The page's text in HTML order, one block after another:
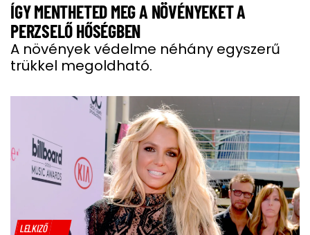
ÍGY MENTHETED MEG A NÖVÉNYEKET A
PERZSELŐ HŐSÉGBEN
A növények védelme néhány egyszerű
trükkel megoldható.
LELKIZŐ